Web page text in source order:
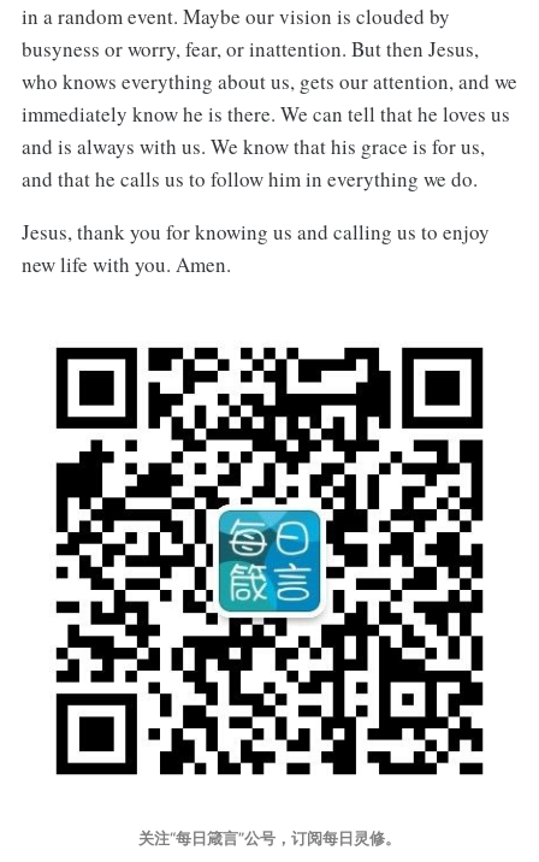
in a random event. Maybe our vision is clouded by
busyness or worry, fear, or inattention. But then Jesus,
who knows everything about us, gets our attention, and we
immediately know he is there. We can tell that he loves us
and is always with us. We know that his grace is for us,
and that he calls us to follow him in everything we do.
Jesus, thank you for knowing us and calling us to enjoy
new life with you. Amen.
关注“每日箴言”公号，订阅每日灵修。